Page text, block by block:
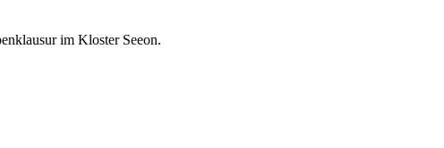
im Kloster Seeon.